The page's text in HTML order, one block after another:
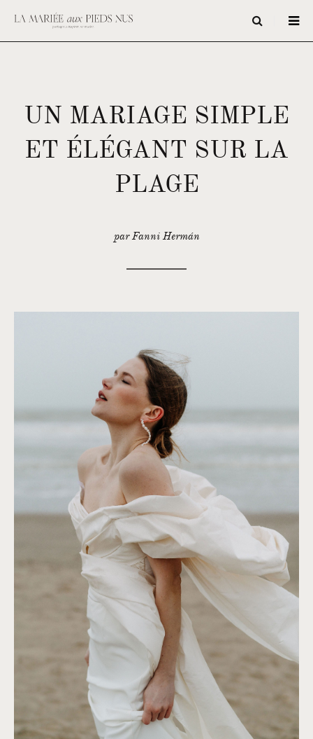
UN MARIAGE SIMPLE
ET ÉLÉGANT SUR LA
PLAGE
par Fanni Hermán